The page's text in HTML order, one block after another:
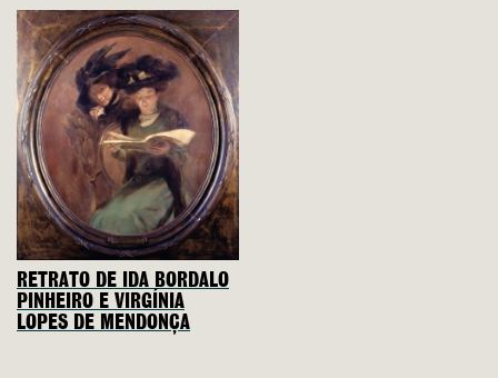
RETRATO DE IDA BORDALO
PINHEIRO E VIRGÍNIA
LOPES DE MENDONÇA